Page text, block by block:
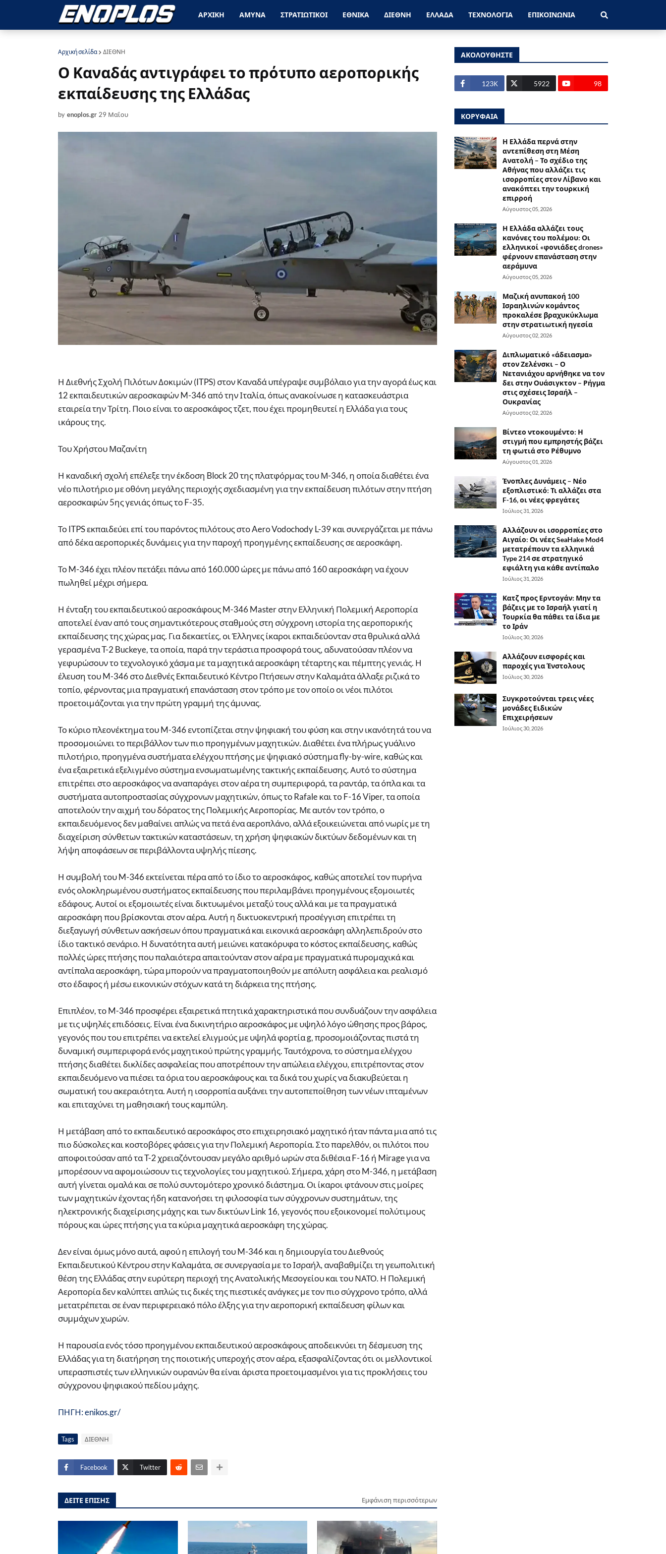
ΑΡΧΙΚΗ ΑΜΥΝΑ ΣΤΡΑΤΙΩΤΙΚΟΙ ΕΘΝΙΚΑ ΔΙΕΘΝΗ ΕΛΛΑΔΑ ΤΕΧΝΟΛΟΓΙΑ ΕΠΙΚΟΙΝΩΝΙΑ
Αρχική σελίδα ΔΙΕΘΝΗ
Ο Καναδάς αντιγράφει το πρότυπο αεροπορικής
εκπαίδευσης της Ελλάδας
by enoplos.gr 29 Μαΐου
Η Διεθνής Σχολή Πιλότων Δοκιμών (ITPS) στον Καναδά υπέγραψε συμβόλαιο για την αγορά έως και
12 εκπαιδευτικών αεροσκαφών M-346 από την Ιταλία, όπως ανακοίνωσε η κατασκευάστρια
εταιρεία την Τρίτη. Ποιο είναι το αεροσκάφος τζετ, που έχει προμηθευτεί η Ελλάδα για τους
ικάρους της.
Του Χρήστου Μαζανίτη
Η καναδική σχολή επέλεξε την έκδοση Block 20 της πλατφόρμας του Μ-346, η οποία διαθέτει ένα
νέο πιλοτήριο με οθόνη μεγάλης περιοχής σχεδιασμένη για την εκπαίδευση πιλότων στην πτήση
αεροσκαφών 5ης γενιάς όπως το F-35.
Το ITPS εκπαιδεύει επί του παρόντος πιλότους στο Aero Vodochody L-39 και συνεργάζεται με πάνω
από δέκα αεροπορικές δυνάμεις για την παροχή προηγμένης εκπαίδευσης σε αεροσκάφη.
Το M-346 έχει πλέον πετάξει πάνω από 160.000 ώρες με πάνω από 160 αεροσκάφη να έχουν
πωληθεί μέχρι σήμερα.
Η ένταξη του εκπαιδευτικού αεροσκάφους M-346 Master στην Ελληνική Πολεμική Αεροπορία
αποτελεί έναν από τους σημαντικότερους σταθμούς στη σύγχρονη ιστορία της αεροπορικής
εκπαίδευσης της χώρας μας. Για δεκαετίες, οι Έλληνες ίκαροι εκπαιδεύονταν στα θρυλικά αλλά
γερασμένα T-2 Buckeye, τα οποία, παρά την τεράστια προσφορά τους, αδυνατούσαν πλέον να
γεφυρώσουν το τεχνολογικό χάσμα με τα μαχητικά αεροσκάφη τέταρτης και πέμπτης γενιάς. Η
έλευση του M-346 στο Διεθνές Εκπαιδευτικό Κέντρο Πτήσεων στην Καλαμάτα άλλαξε ριζικά το
τοπίο, φέρνοντας μια πραγματική επανάσταση στον τρόπο με τον οποίο οι νέοι πιλότοι
προετοιμάζονται για την πρώτη γραμμή της άμυνας.
Το κύριο πλεονέκτημα του M-346 εντοπίζεται στην ψηφιακή του φύση και στην ικανότητά του να
προσομοιώνει το περιβάλλον των πιο προηγμένων μαχητικών. Διαθέτει ένα πλήρως γυάλινο
πιλοτήριο, προηγμένα συστήματα ελέγχου πτήσης με ψηφιακό σύστημα fly-by-wire, καθώς και
ένα εξαιρετικά εξελιγμένο σύστημα ενσωματωμένης τακτικής εκπαίδευσης. Αυτό το σύστημα
επιτρέπει στο αεροσκάφος να αναπαράγει στον αέρα τη συμπεριφορά, τα ραντάρ, τα όπλα και τα
συστήματα αυτοπροστασίας σύγχρονων μαχητικών, όπως το Rafale και το F-16 Viper, τα οποία
αποτελούν την αιχμή του δόρατος της Πολεμικής Αεροπορίας. Με αυτόν τον τρόπο, ο
εκπαιδευόμενος δεν μαθαίνει απλώς να πετά ένα αεροπλάνο, αλλά εξοικειώνεται από νωρίς με τη
διαχείριση σύνθετων τακτικών καταστάσεων, τη χρήση ψηφιακών δικτύων δεδομένων και τη
λήψη αποφάσεων σε περιβάλλοντα υψηλής πίεσης.
Η συμβολή του M-346 εκτείνεται πέρα από το ίδιο το αεροσκάφος, καθώς αποτελεί τον πυρήνα
ενός ολοκληρωμένου συστήματος εκπαίδευσης που περιλαμβάνει προηγμένους εξομοιωτές
εδάφους. Αυτοί οι εξομοιωτές είναι δικτυωμένοι μεταξύ τους αλλά και με τα πραγματικά
αεροσκάφη που βρίσκονται στον αέρα. Αυτή η δικτυοκεντρική προσέγγιση επιτρέπει τη
διεξαγωγή σύνθετων ασκήσεων όπου πραγματικά και εικονικά αεροσκάφη αλληλεπιδρούν στο
ίδιο τακτικό σενάριο. Η δυνατότητα αυτή μειώνει κατακόρυφα το κόστος εκπαίδευσης, καθώς
πολλές ώρες πτήσης που παλαιότερα απαιτούνταν στον αέρα με πραγματικά πυρομαχικά και
αντίπαλα αεροσκάφη, τώρα μπορούν να πραγματοποιηθούν με απόλυτη ασφάλεια και ρεαλισμό
στο έδαφος ή μέσω εικονικών στόχων κατά τη διάρκεια της πτήσης.
Επιπλέον, το M-346 προσφέρει εξαιρετικά πτητικά χαρακτηριστικά που συνδυάζουν την ασφάλεια
με τις υψηλές επιδόσεις. Είναι ένα δικινητήριο αεροσκάφος με υψηλό λόγο ώθησης προς βάρος,
γεγονός που του επιτρέπει να εκτελεί ελιγμούς με υψηλά φορτία g, προσομοιάζοντας πιστά τη
δυναμική συμπεριφορά ενός μαχητικού πρώτης γραμμής. Ταυτόχρονα, το σύστημα ελέγχου
πτήσης διαθέτει δικλίδες ασφαλείας που αποτρέπουν την απώλεια ελέγχου, επιτρέποντας στον
εκπαιδευόμενο να πιέσει τα όρια του αεροσκάφους και τα δικά του χωρίς να διακυβεύεται η
σωματική του ακεραιότητα. Αυτή η ισορροπία αυξάνει την αυτοπεποίθηση των νέων ιπταμένων
και επιταχύνει τη μαθησιακή τους καμπύλη.
Η μετάβαση από το εκπαιδευτικό αεροσκάφος στο επιχειρησιακό μαχητικό ήταν πάντα μια από τις
πιο δύσκολες και κοστοβόρες φάσεις για την Πολεμική Αεροπορία. Στο παρελθόν, οι πιλότοι που
αποφοιτούσαν από τα T-2 χρειαζόντουσαν μεγάλο αριθμό ωρών στα διθέσια F-16 ή Mirage για να
μπορέσουν να αφομοιώσουν τις τεχνολογίες του μαχητικού. Σήμερα, χάρη στο M-346, η μετάβαση
αυτή γίνεται ομαλά και σε πολύ συντομότερο χρονικό διάστημα. Οι ίκαροι φτάνουν στις μοίρες
των μαχητικών έχοντας ήδη κατανοήσει τη φιλοσοφία των σύγχρονων συστημάτων, της
ηλεκτρονικής διαχείρισης μάχης και των δικτύων Link 16, γεγονός που εξοικονομεί πολύτιμους
πόρους και ώρες πτήσης για τα κύρια μαχητικά αεροσκάφη της χώρας.
Δεν είναι όμως μόνο αυτά, αφού η επιλογή του M-346 και η δημιουργία του Διεθνούς
Εκπαιδευτικού Κέντρου στην Καλαμάτα, σε συνεργασία με το Ισραήλ, αναβαθμίζει τη γεωπολιτική
θέση της Ελλάδας στην ευρύτερη περιοχή της Ανατολικής Μεσογείου και του ΝΑΤΟ. Η Πολεμική
Αεροπορία δεν καλύπτει απλώς τις δικές της πιεστικές ανάγκες με τον πιο σύγχρονο τρόπο, αλλά
μετατρέπεται σε έναν περιφερειακό πόλο έλξης για την αεροπορική εκπαίδευση φίλων και
συμμάχων χωρών.
Η παρουσία ενός τόσο προηγμένου εκπαιδευτικού αεροσκάφους αποδεικνύει τη δέσμευση της
Ελλάδας για τη διατήρηση της ποιοτικής υπεροχής στον αέρα, εξασφαλίζοντας ότι οι μελλοντικοί
υπερασπιστές των ελληνικών ουρανών θα είναι άριστα προετοιμασμένοι για τις προκλήσεις του
σύγχρονου ψηφιακού πεδίου μάχης.
ΠΗΓΗ: enikos.gr/
Tags ΔΙΕΘΝΗ
Facebook Twitter
ΔΕΙΤΕ ΕΠΙΣΗΣ Εμφάνιση περισσότερων
ΑΚΟΛΟΥΘΗΣΤΕ
123Κ 5922 98
ΚΟΡΥΦΑΙΑ
Η Ελλάδα περνά στην
αντεπίθεση στη Μέση
Ανατολή – Το σχέδιο της
Αθήνας που αλλάζει τις
ισορροπίες στον Λίβανο και
ανακόπτει την τουρκική
επιρροή
Αύγουστος 05, 2026
Η Ελλάδα αλλάζει τους
κανόνες του πολέμου: Οι
ελληνικοί «φονιάδες drones»
φέρνουν επανάσταση στην
αεράμυνα
Αύγουστος 05, 2026
Μαζική ανυπακοή 100
Ισραηλινών κομάντος
προκαλέσε βραχυκύκλωμα
στην στρατιωτική ηγεσία
Αύγουστος 02, 2026
Διπλωματικό «άδειασμα»
στον Ζελένσκι – Ο
Νετανιάχου αρνήθηκε να τον
δει στην Ουάσιγκτον – Ρήγμα
στις σχέσεις Ισραήλ –
Ουκρανίας
Αύγουστος 02, 2026
Βίντεο ντοκουμέντο: Η
στιγμή που εμπρηστής βάζει
τη φωτιά στο Ρέθυμνο
Αύγουστος 01, 2026
Ένοπλες Δυνάμεις – Νέο
εξοπλιστικό: Τι αλλάζει στα
F-16, οι νέες φρεγάτες
Ιούλιος 31, 2026
Αλλάζουν οι ισορροπίες στο
Αιγαίο: Οι νέες SeaHake Mod4
μετατρέπουν τα ελληνικά
Type 214 σε στρατηγικό
εφιάλτη για κάθε αντίπαλο
Ιούλιος 31, 2026
Κατζ προς Ερντογάν: Μην τα
βάζεις με το Ισραήλ γιατί η
Τουρκία θα πάθει τα ίδια με
το Ιράν
Ιούλιος 30, 2026
Αλλάζουν εισφορές και
παροχές για Ένστολους
Ιούλιος 30, 2026
Συγκροτούνται τρεις νέες
μονάδες Ειδικών
Επιχειρήσεων
Ιούλιος 30, 2026